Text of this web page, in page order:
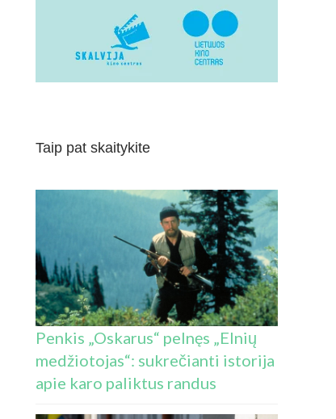
Taip pat skaitykite
Penkis „Oskarus“ pelnęs „Elnių
medžiotojas“: sukrečianti istorija
apie karo paliktus randus